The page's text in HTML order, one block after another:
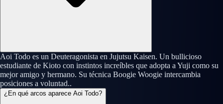
Aoi Todo es un Deuteragonista en Jujutsu Kaisen. Un bullicioso
estudiante de Kioto con instintos increíbles que adopta a Yuji como su
mejor amigo y hermano. Su técnica Boogie Woogie intercambia
posiciones a voluntad..
¿En qué arcos aparece Aoi Todo?